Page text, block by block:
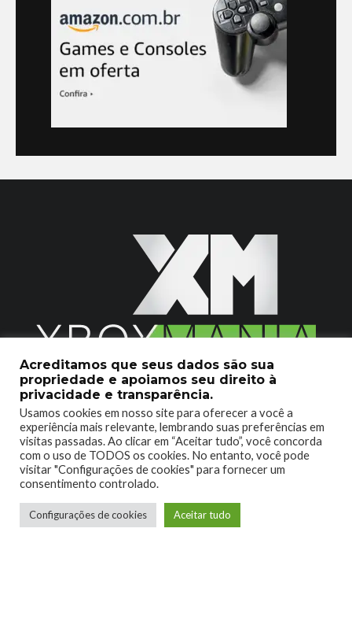
2020 © Xboxmania. Todos os Direitos Reservados.
SOBRE O XBOX MANIA CONTATO
ENCONTROU UM PROBLEMA?
Acreditamos que seus dados são sua
propriedade e apoiamos seu direito à
privacidade e transparência.
Usamos cookies em nosso site para oferecer a você a
experiência mais relevante, lembrando suas preferências em
visitas passadas. Ao clicar em “Aceitar tudo”, você concorda
com o uso de TODOS os cookies. No entanto, você pode
visitar "Configurações de cookies" para fornecer um
consentimento controlado.
Configurações de cookies Aceitar tudo